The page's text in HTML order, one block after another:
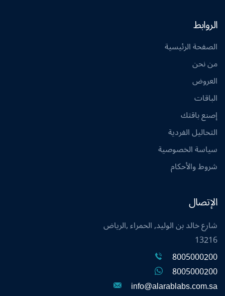
الروابط
الصفحة الرئيسية
من نحن
العروض
الباقات
إصنع باقتك
التحاليل الفردية
سياسة الخصوصية
شروط والأحكام
الإتصال
شارع خالد بن الوليد, الحمراء ,الرياض
13216
8005000200
8005000200
info@alarablabs.com.sa